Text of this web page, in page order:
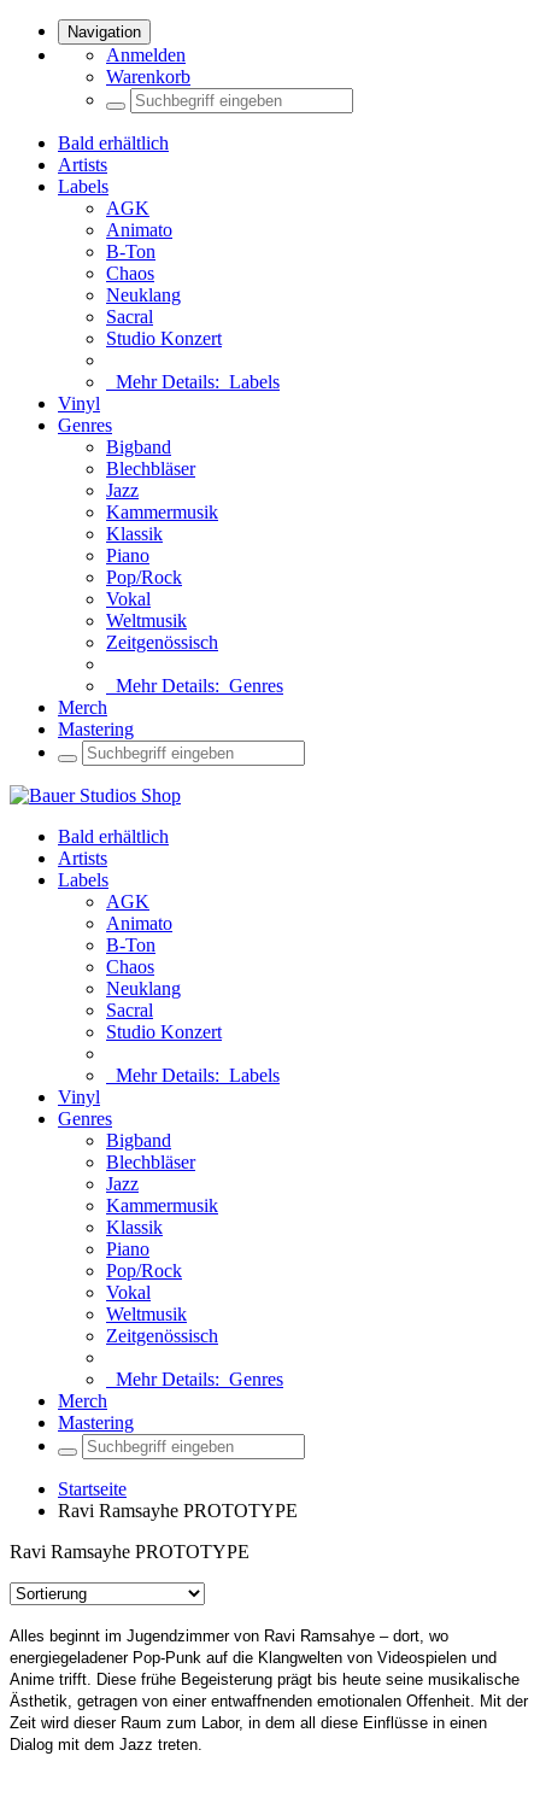
Navigation
Anmelden
Warenkorb
Bald erhältlich
Artists
Labels
AGK
Animato
B-Ton
Chaos
Neuklang
Sacral
Studio Konzert
Mehr Details: Labels
Vinyl
Genres
Bigband
Blechbläser
Jazz
Kammermusik
Klassik
Piano
Pop/Rock
Vokal
Weltmusik
Zeitgenössisch
Mehr Details: Genres
Merch
Mastering
Bald erhältlich
Artists
Labels
AGK
Animato
B-Ton
Chaos
Neuklang
Sacral
Studio Konzert
Mehr Details: Labels
Vinyl
Genres
Bigband
Blechbläser
Jazz
Kammermusik
Klassik
Piano
Pop/Rock
Vokal
Weltmusik
Zeitgenössisch
Mehr Details: Genres
Merch
Mastering
Startseite
Ravi Ramsayhe PROTOTYPE
Ravi Ramsayhe PROTOTYPE
Alles beginnt im Jugendzimmer von Ravi Ramsahye – dort, wo
energiegeladener Pop-Punk auf die Klangwelten von Videospielen und
Anime trifft. Diese frühe Begeisterung prägt bis heute seine musikalische
Ästhetik, getragen von einer entwaffnenden emotionalen Offenheit. Mit der
Zeit wird dieser Raum zum Labor, in dem all diese Einflüsse in einen
Dialog mit dem Jazz treten.